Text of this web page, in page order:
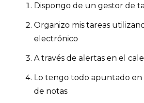
Dispongo de un gestor de
Organizo mis tareas
electrónico
A través de alertas en el
Lo tengo todo apuntado en
de notas